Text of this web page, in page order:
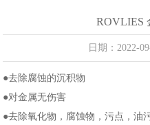
ROVLIES
日期：2022-
●去除腐蚀的沉积物
●对金属无伤害
●去除氧化物，腐蚀物，污点，油